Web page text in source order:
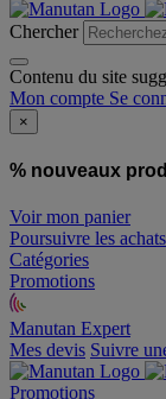
Chercher
Contenu du site
Mon compte Se
×
% nouveaux
Voir mon panier
Poursuivre les achats
Catégories
Promotions
Manutan Expert
offre
Mes devis Suivre